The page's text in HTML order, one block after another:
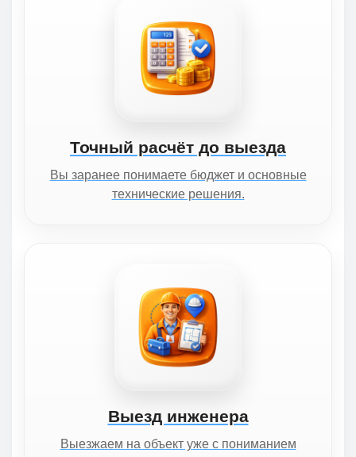
Точный расчёт до выезда
Вы заранее понимаете бюджет и основные
технические решения.
Выезд инженера
Выезжаем на объект уже с пониманием